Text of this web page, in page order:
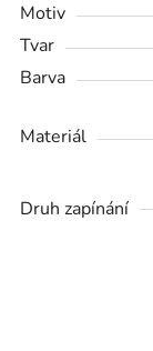
Motiv
Tvar
Barva
Materiál
Druh zapínání